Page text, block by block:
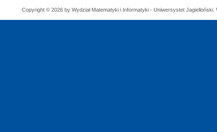
Copyright © 2026 by Wydział Matematyki i Informatyki - Uniwersystet